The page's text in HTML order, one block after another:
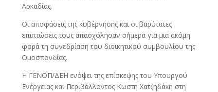
Αρκαδίας.
Οι αποφάσεις της κυβέρνησης και οι βαρύτατες
επιπτώσεις τους απασχόλησαν σήμερα για μια ακόμη
φορά τη συνεδρίαση του διοικητικού συμβουλίου της
Ομοσπονδίας.
Η ΓΕΝΟΠ/ΔΕΗ ενόψει της επίσκεψης του Υπουργού
Ενέργειας και Περιβάλλοντος Κωστή Χατζηδάκη στη